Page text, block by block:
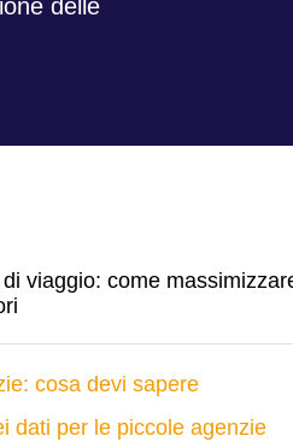
delle
viaggio: come
cosa devi sapere
dati per le piccole agenzie